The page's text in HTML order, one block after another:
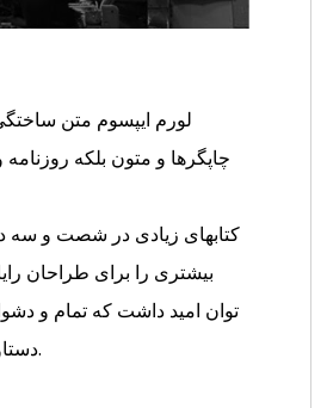
چاپگرها و متون بلکه
کتابهای زیادی در شصت و سه
بیشتری را برای طراحان
توان امید داشت که تمام و
دستاوردهای اصلی و جوابگوی سوالات پیوسته اهل دنیای موجود طراحی اساسا مورد استفاده قرار گیرد.